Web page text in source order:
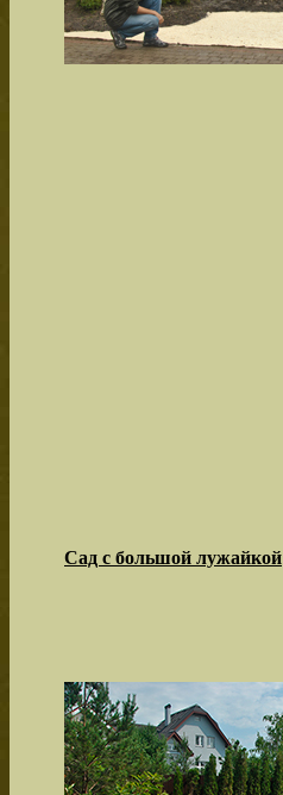
Сад с большой лужайкой